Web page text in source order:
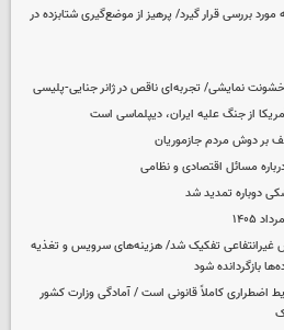
بررسی قرار گیرد/ پرهیز از موضع‌گیری شتابزده در
نمایشی/ تجربه‌ای ناقص در ژانر جنایی-پلیسی
از جنگ علیه ایران، دیپلماسی است
بر دوش مردم جازموریان
مسائل اقتصادی و نظامی
تفکیک شد/ هزینه‌های سرویس و تغذیه
بازگردانده شود
اضطراری کاملاً قانونی است / آمادگی وزارت کشور